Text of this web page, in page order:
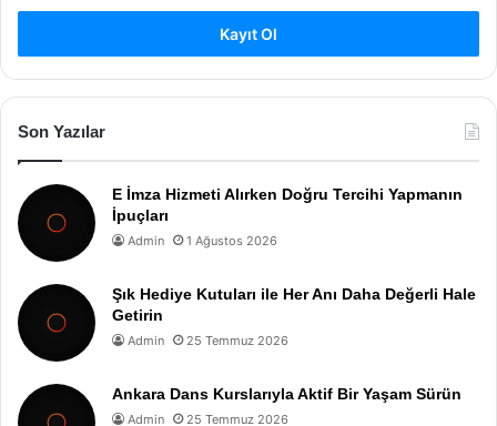
Kayıt Ol
Son Yazılar
E İmza Hizmeti Alırken Doğru Tercihi Yapmanın
İpuçları
Admin 1 Ağustos 2026
Şık Hediye Kutuları ile Her Anı Daha Değerli Hale
Getirin
Admin 25 Temmuz 2026
Ankara Dans Kurslarıyla Aktif Bir Yaşam Sürün
Admin 25 Temmuz 2026